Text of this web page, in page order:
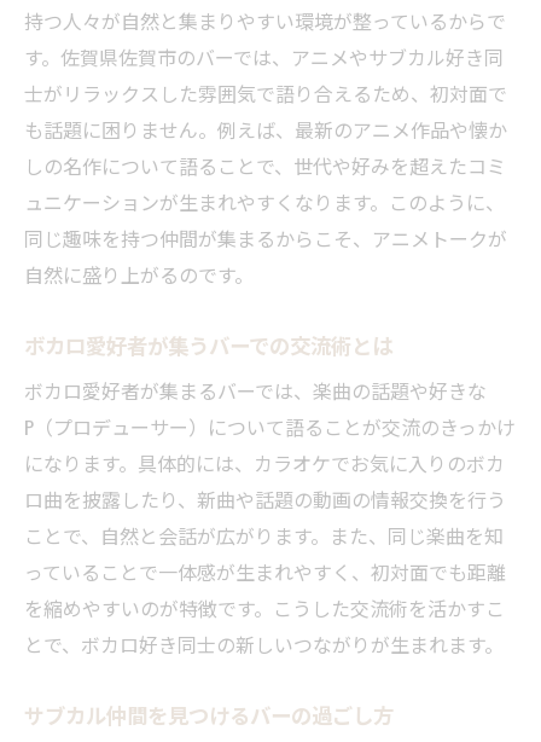
持つ人々が自然と集まりやすい環境が整っているからで
す。佐賀県佐賀市のバーでは、アニメやサブカル好き同
士がリラックスした雰囲気で語り合えるため、初対面で
も話題に困りません。例えば、最新のアニメ作品や懐か
しの名作について語ることで、世代や好みを超えたコミ
ュニケーションが生まれやすくなります。このように、
同じ趣味を持つ仲間が集まるからこそ、アニメトークが
自然に盛り上がるのです。
ボカロ愛好者が集うバーでの交流術とは
ボカロ愛好者が集まるバーでは、楽曲の話題や好きな
P（プロデューサー）について語ることが交流のきっかけ
になります。具体的には、カラオケでお気に入りのボカ
ロ曲を披露したり、新曲や話題の動画の情報交換を行う
ことで、自然と会話が広がります。また、同じ楽曲を知
っていることで一体感が生まれやすく、初対面でも距離
を縮めやすいのが特徴です。こうした交流術を活かすこ
とで、ボカロ好き同士の新しいつながりが生まれます。
サブカル仲間を見つけるバーの過ごし方